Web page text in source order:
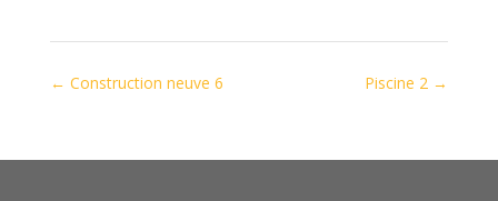
← Construction neuve 6 Piscine 2 →